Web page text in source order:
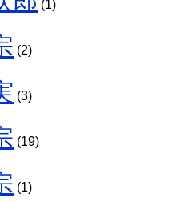
(1)
(2)
(3)
(19)
(1)